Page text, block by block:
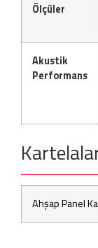
Ölçüler
Akustik
Performans
Ahşap Panel